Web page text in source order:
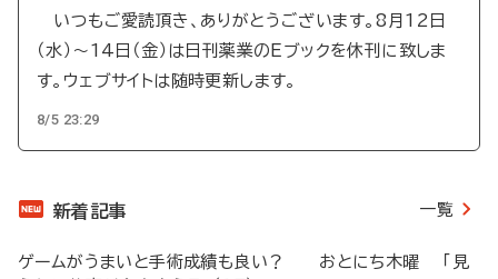
いつもご愛読頂き、ありがとうございます。8月12日
（水）～14日（金）は日刊薬業のEブックを休刊に致しま
す。ウェブサイトは随時更新します。
8/5 23:29
新着記事 一覧
ゲームがうまいと手術成績も良い？ おとにち木曜 「見